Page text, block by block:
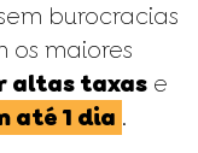
burocracias
os maiores
altas taxas e
até 1 dia .